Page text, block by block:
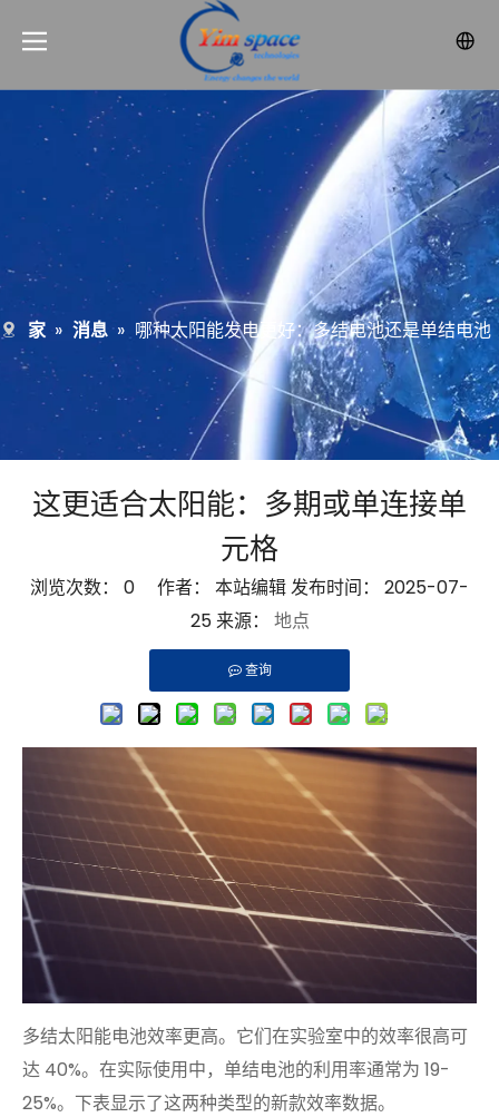
家 » 消息 » 哪种太阳能发电更好：多结电池还是单结电池
这更适合太阳能：多期或单连接单
元格
浏览次数： 0 作者： 本站编辑 发布时间： 2025-07-
25 来源： 地点
查询
多结太阳能电池效率更高。它们在实验室中的效率很高可
达 40%。在实际使用中，单结电池的利用率通常为 19-
25%。下表显示了这两种类型的新款效率数据。